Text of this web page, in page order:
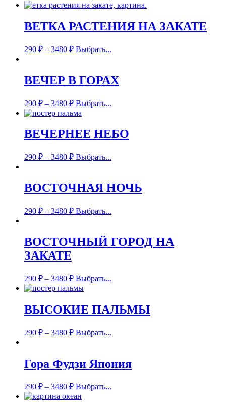
ВЕТКА РАСТЕНИЯ НА ЗАКАТЕ
290 ₽ – 3480 ₽ Выбрать...
ВЕЧЕР В ГОРАХ
290 ₽ – 3480 ₽ Выбрать...
ВЕЧЕРНЕЕ НЕБО
290 ₽ – 3480 ₽ Выбрать...
ВОСТОЧНАЯ НОЧЬ
290 ₽ – 3480 ₽ Выбрать...
ВОСТОЧНЫЙ ГОРОД НА
ЗАКАТЕ
290 ₽ – 3480 ₽ Выбрать...
ВЫСОКИЕ ПАЛЬМЫ
290 ₽ – 3480 ₽ Выбрать...
Гора Фудзи Япония
290 ₽ – 3480 ₽ Выбрать...